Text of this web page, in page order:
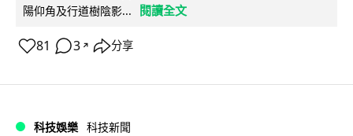
陽仰角及行道樹陰影...
閱讀全文
81 3 ↗ 分享
科技娛樂 科技新聞